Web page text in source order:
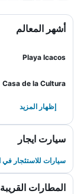
أشهر المعالم
Playa Icacos
Casa de la Cultura
إظهار المزيد
سيارت ايجار
سيارات للاستئجار في
المطارات القريبة